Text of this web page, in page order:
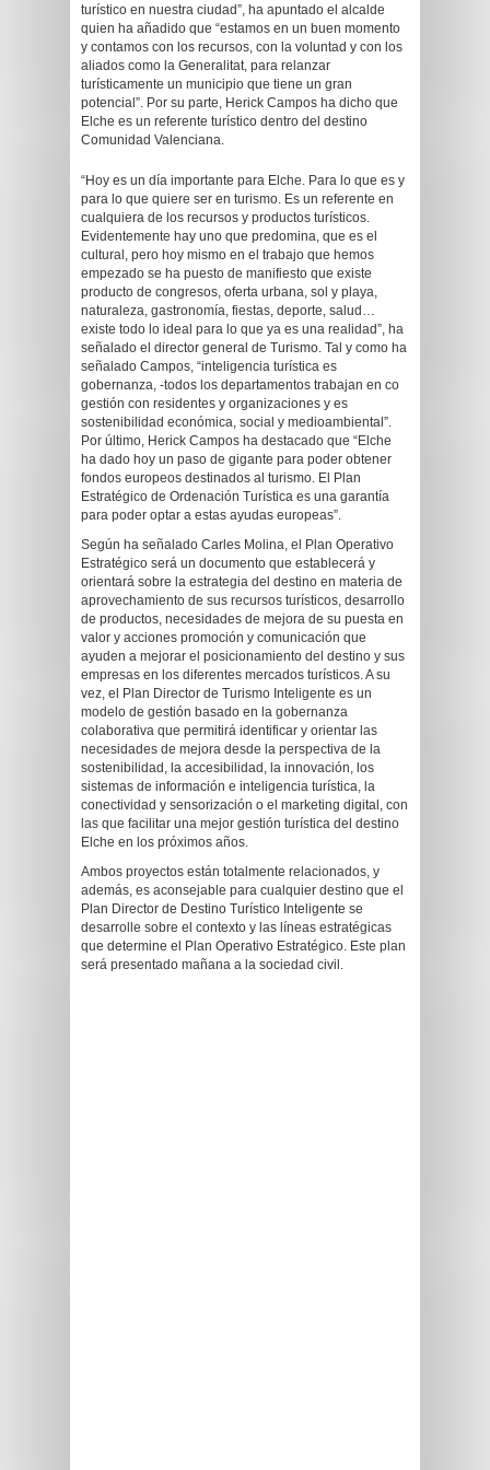
turístico en nuestra ciudad”, ha apuntado el alcalde
quien ha añadido que “estamos en un buen momento
y contamos con los recursos, con la voluntad y con los
aliados como la Generalitat, para relanzar
turísticamente un municipio que tiene un gran
potencial”. Por su parte, Herick Campos ha dicho que
Elche es un referente turístico dentro del destino
Comunidad Valenciana.
“Hoy es un día importante para Elche. Para lo que es y
para lo que quiere ser en turismo. Es un referente en
cualquiera de los recursos y productos turísticos.
Evidentemente hay uno que predomina, que es el
cultural, pero hoy mismo en el trabajo que hemos
empezado se ha puesto de manifiesto que existe
producto de congresos, oferta urbana, sol y playa,
naturaleza, gastronomía, fiestas, deporte, salud…
existe todo lo ideal para lo que ya es una realidad”, ha
señalado el director general de Turismo. Tal y como ha
señalado Campos, “inteligencia turística es
gobernanza, -todos los departamentos trabajan en co
gestión con residentes y organizaciones y es
sostenibilidad económica, social y medioambiental”.
Por último, Herick Campos ha destacado que “Elche
ha dado hoy un paso de gigante para poder obtener
fondos europeos destinados al turismo. El Plan
Estratégico de Ordenación Turística es una garantía
para poder optar a estas ayudas europeas”.
Según ha señalado Carles Molina, el Plan Operativo
Estratégico será un documento que establecerá y
orientará sobre la estrategia del destino en materia de
aprovechamiento de sus recursos turísticos, desarrollo
de productos, necesidades de mejora de su puesta en
valor y acciones promoción y comunicación que
ayuden a mejorar el posicionamiento del destino y sus
empresas en los diferentes mercados turísticos. A su
vez, el Plan Director de Turismo Inteligente es un
modelo de gestión basado en la gobernanza
colaborativa que permitirá identificar y orientar las
necesidades de mejora desde la perspectiva de la
sostenibilidad, la accesibilidad, la innovación, los
sistemas de información e inteligencia turística, la
conectividad y sensorización o el marketing digital, con
las que facilitar una mejor gestión turística del destino
Elche en los próximos años.
Ambos proyectos están totalmente relacionados, y
además, es aconsejable para cualquier destino que el
Plan Director de Destino Turístico Inteligente se
desarrolle sobre el contexto y las líneas estratégicas
que determine el Plan Operativo Estratégico. Este plan
será presentado mañana a la sociedad civil.